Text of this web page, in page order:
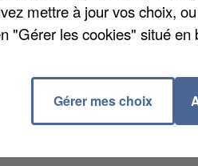
mettre à jour vos choix,
"Gérer les cookies" situé en
Gérer mes choix